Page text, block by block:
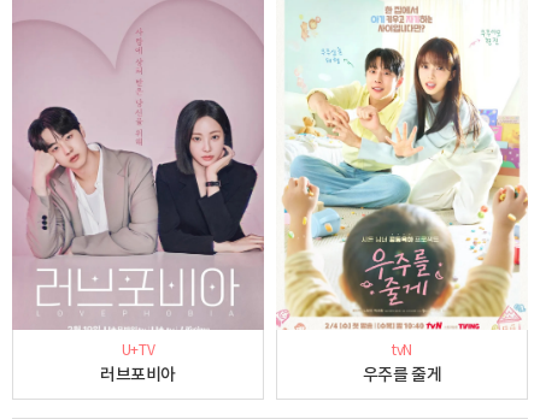
U+TV
러브포비아
tvN
우주를 줄게